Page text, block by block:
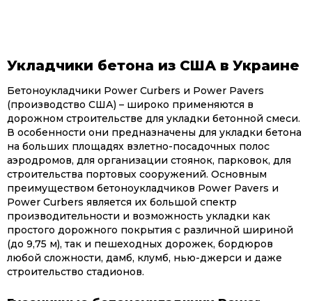
Укладчики бетона из США в Украине
Бетоноукладчики Power Curbers и Power Pavers
(производство США) – широко применяются в
дорожном строительстве для укладки бетонной смеси.
В особенности они предназначены для укладки бетона
на больших площадях взлетно-посадочных полос
аэродромов, для организации стоянок, парковок, для
строительства портовых сооружений. Основным
преимуществом бетоноукладчиков Power Pavers и
Power Curbers является их большой спектр
производительности и возможность укладки как
простого дорожного покрытия с различной шириной
(до 9,75 м), так и пешеходных дорожек, бордюров
любой сложности, дамб, клумб, нью-джерси и даже
строительство стадионов.